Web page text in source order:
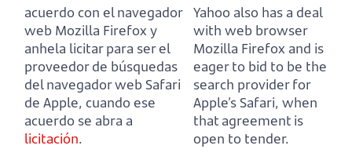
acuerdo con el navegador
web Mozilla Firefox y
anhela licitar para ser el
proveedor de búsquedas
del navegador web Safari
de Apple, cuando ese
acuerdo se abra a
licitación.
Yahoo also has a deal
with web browser
Mozilla Firefox and is
eager to bid to be the
search provider for
Apple’s Safari, when
that agreement is
open to tender.